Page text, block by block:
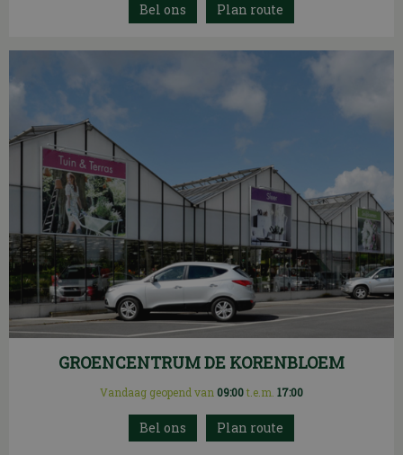
Plan route
GROENCENTRUM DE KORENBLOEM
Vandaag geopend van 09:00t.e.m. 17:00
Plan route